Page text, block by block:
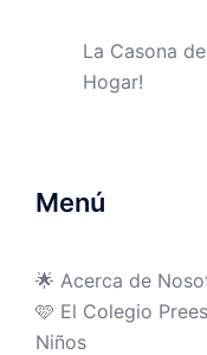
La Casona
Hogar!
Menú
🌟 Acerca de
🩷 El Colegio
Niños